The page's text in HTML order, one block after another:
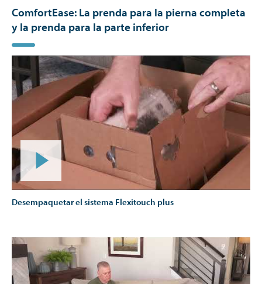
ComfortEase: La prenda para la pierna completa
y la prenda para la parte inferior
Desempaquetar el sistema Flexitouch plus